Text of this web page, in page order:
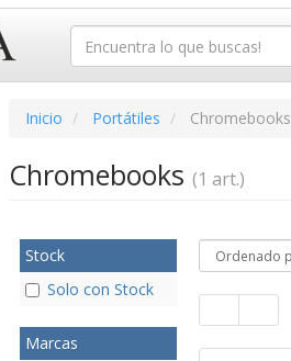
Inicio Portátiles Chromebooks
Chromebooks (1 art.)
Stock
Solo con Stock
Marcas